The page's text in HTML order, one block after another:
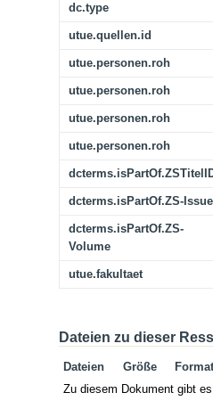
dc.type
utue.quellen.id
utue.personen.roh
utue.personen.roh
utue.personen.roh
utue.personen.roh
dcterms.isPartOf.ZS-Issue
dcterms.isPartOf.ZS-
Volume
utue.fakultaet
Dateien zu dieser
Dateien Größe
Format
Zu diesem Dokument gibt